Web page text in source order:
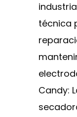
técnica
Candy: